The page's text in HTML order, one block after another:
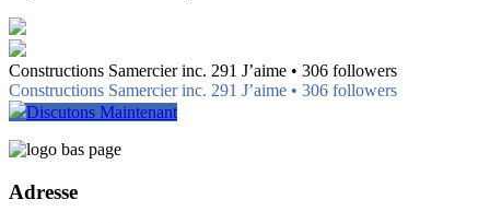
Constructions Samercier inc. 291 J’aime • 306 followers
Constructions Samercier inc. 291 J’aime • 306 followers
Discutons Maintenant
Adresse